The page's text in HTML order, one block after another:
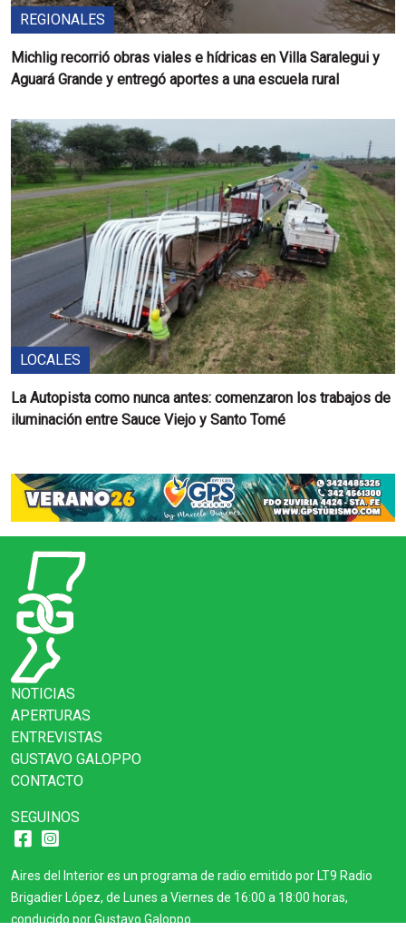
REGIONALES
Michlig recorrió obras viales e hídricas en Villa Saralegui y
Aguará Grande y entregó aportes a una escuela rural
LOCALES
La Autopista como nunca antes: comenzaron los trabajos de
iluminación entre Sauce Viejo y Santo Tomé
NOTICIAS
APERTURAS
ENTREVISTAS
GUSTAVO GALOPPO
CONTACTO
SEGUINOS
Aires del Interior es un programa de radio emitido por LT9 Radio
Brigadier López, de Lunes a Viernes de 16:00 a 18:00 horas,
conducido por Gustavo Galoppo.